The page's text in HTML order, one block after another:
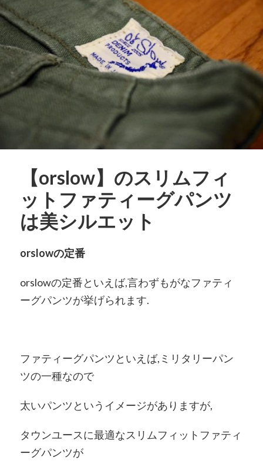
【orslow】のスリムフィ
ットファティーグパンツ
は美シルエット
orslowの定番
orslowの定番といえば,言わずもがなファティ
ーグパンツが挙げられます.
ファティーグパンツといえば,ミリタリーパン
ツの一種なので
太いパンツというイメージがありますが,
タウンユースに最適なスリムフィットファティ
ーグパンツが